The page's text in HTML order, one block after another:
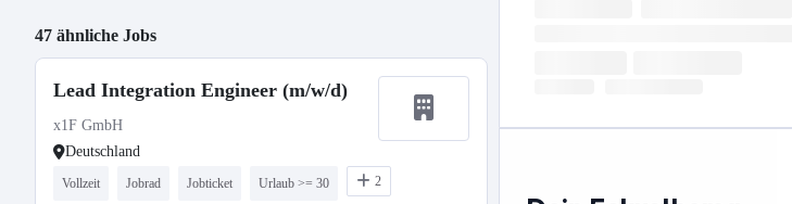
47 ähnliche Jobs
Lead Integration Engineer (m/w/d)
x1F GmbH
Deutschland
Vollzeit Jobrad Jobticket Urlaub >= 30 2